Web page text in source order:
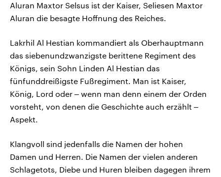
Aluran Maxtor Selsus ist der Kaiser, Seliesen Maxtor
Aluran die besagte Hoffnung des Reiches.
Lakrhil Al Hestian kommandiert als Oberhauptmann
das siebenundzwanzigste berittene Regiment des
Königs, sein Sohn Linden Al Hestian das
fünfunddreißigste Fußregiment. Man ist Kaiser,
König, Lord oder ‒ wenn man denn einem der Orden
vorsteht, von denen die Geschichte auch erzählt ‒
Aspekt.
Klangvoll sind jedenfalls die Namen der hohen
Damen und Herren. Die Namen der vielen anderen
Schlagetots, Diebe und Huren bleiben dagegen ihrem